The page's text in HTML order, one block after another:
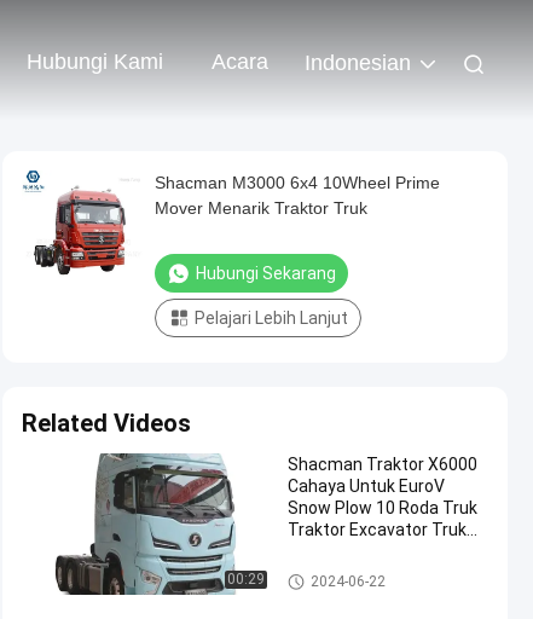
Hubungi Kami Acara Indonesian
Shacman M3000 6x4 10Wheel Prime
Mover Menarik Traktor Truk
Hubungi Sekarang
Pelajari Lebih Lanjut
Related Videos
00:29
Shacman Traktor X6000
Cahaya Untuk EuroV
Snow Plow 10 Roda Truk
Traktor Excavator Truk
truk traktor shacman
2024-06-22